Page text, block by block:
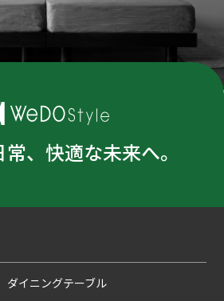
、快適な未来へ。
ダイニングテーブル